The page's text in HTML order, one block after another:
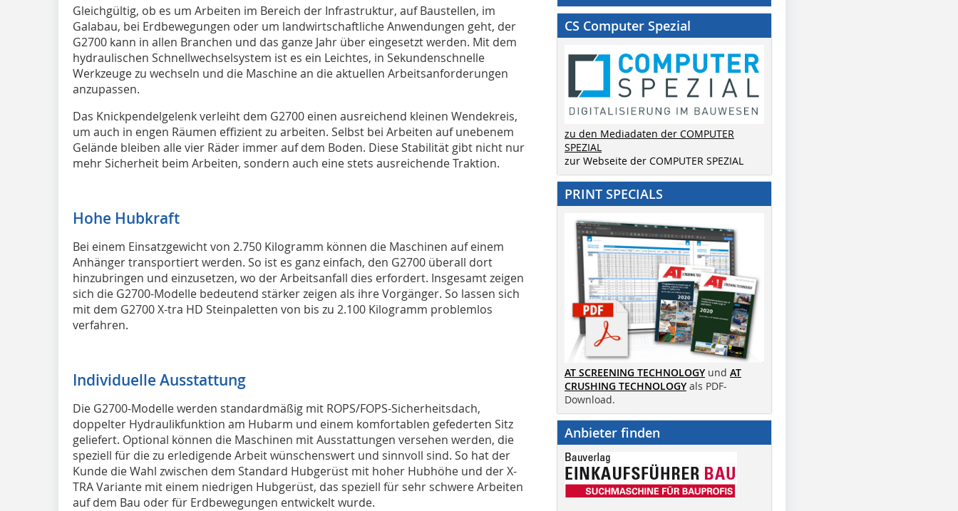
Gleichgültig, ob es um Arbeiten im Bereich der Infrastruktur, auf Baustellen, im
Galabau, bei Erdbewegungen oder um landwirtschaftliche Anwendungen geht, der
G2700 kann in allen Branchen und das ganze Jahr über eingesetzt werden. Mit dem
hydraulischen Schnellwechselsystem ist es ein Leichtes, in Sekundenschnelle
Werkzeuge zu wechseln und die Maschine an die aktuellen Arbeitsanforderungen
anzupassen.
Das Knickpendelgelenk verleiht dem G2700 einen ausreichend kleinen Wendekreis,
um auch in engen Räumen effizient zu arbeiten. Selbst bei Arbeiten auf unebenem
Gelände bleiben alle vier Räder immer auf dem Boden. Diese Stabilität gibt nicht nur
mehr Sicherheit beim Arbeiten, sondern auch eine stets ausreichende Traktion.
Hohe Hubkraft
Bei einem Einsatzgewicht von 2.750 Kilogramm können die Maschinen auf einem
Anhänger transportiert werden. So ist es ganz einfach, den G2700 überall dort
hinzubringen und einzusetzen, wo der Arbeitsanfall dies erfordert. Insgesamt zeigen
sich die G2700-Modelle bedeutend stärker zeigen als ihre Vorgänger. So lassen sich
mit dem G2700 X-tra HD Steinpaletten von bis zu 2.100 Kilogramm problemlos
verfahren.
Individuelle Ausstattung
Die G2700-Modelle werden standardmäßig mit ROPS/FOPS-Sicherheitsdach,
doppelter Hydraulikfunktion am Hubarm und einem komfortablen gefederten Sitz
geliefert. Optional können die Maschinen mit Ausstattungen versehen werden, die
speziell für die zu erledigende Arbeit wünschenswert und sinnvoll sind. So hat der
Kunde die Wahl zwischen dem Standard Hubgerüst mit hoher Hubhöhe und der X-
TRA Variante mit einem niedrigen Hubgerüst, das speziell für sehr schwere Arbeiten
auf dem Bau oder für Erdbewegungen entwickelt wurde.
CS Computer Spezial
zu den Mediadaten der COMPUTER
SPEZIAL
zur Webseite der COMPUTER SPEZIAL
PRINT SPECIALS
AT SCREENING TECHNOLOGY und AT
CRUSHING TECHNOLOGY als PDF-
Download.
Anbieter finden